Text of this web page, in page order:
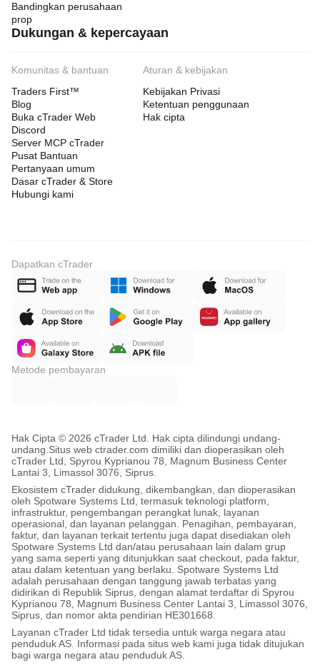
Bandingkan perusahaan
prop
Dukungan & kepercayaan
Komunitas & bantuan
Traders First™
Blog
Buka cTrader Web
Discord
Server MCP cTrader
Pusat Bantuan
Pertanyaan umum
Dasar cTrader & Store
Hubungi kami
Aturan & kebijakan
Kebijakan Privasi
Ketentuan penggunaan
Hak cipta
Dapatkan cTrader
Metode pembayaran
Hak Cipta © 2026 cTrader Ltd. Hak cipta dilindungi undang-
undang. Situs web ctrader.com dimiliki dan dioperasikan oleh
cTrader Ltd, Spyrou Kyprianou 78, Magnum Business Center
Lantai 3, Limassol 3076, Siprus.
Ekosistem cTrader didukung, dikembangkan, dan dioperasikan
oleh Spotware Systems Ltd, termasuk teknologi platform,
infrastruktur, pengembangan perangkat lunak, layanan
operasional, dan layanan pelanggan. Penagihan, pembayaran,
faktur, dan layanan terkait tertentu juga dapat disediakan oleh
Spotware Systems Ltd dan/atau perusahaan lain dalam grup
yang sama seperti yang ditunjukkan saat checkout, pada faktur,
atau dalam ketentuan yang berlaku. Spotware Systems Ltd
adalah perusahaan dengan tanggung jawab terbatas yang
didirikan di Republik Siprus, dengan alamat terdaftar di Spyrou
Kyprianou 78, Magnum Business Center Lantai 3, Limassol 3076,
Siprus, dan nomor akta pendirian HE301668.
Layanan cTrader Ltd tidak tersedia untuk warga negara atau
penduduk AS. Informasi pada situs web kami juga tidak ditujukan
bagi warga negara atau penduduk AS.